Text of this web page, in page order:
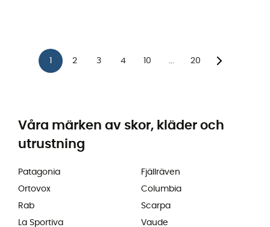
2 3 4 10 20
Våra märken av skor, kläder och
utrustning
Patagonia
Ortovox
Rab
La Sportiva
Fjällräven
Columbia
Scarpa
Vaude